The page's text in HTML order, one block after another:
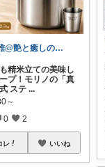
雅@艶と癒しの開運セカンドライフ
精米立ての美味し
プ！モリノの「真
ステ ...
～
0 2
レ いいね